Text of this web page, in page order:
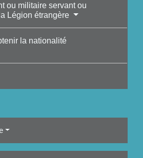
ou militaire servant ou
Légion étrangère
la nationalité